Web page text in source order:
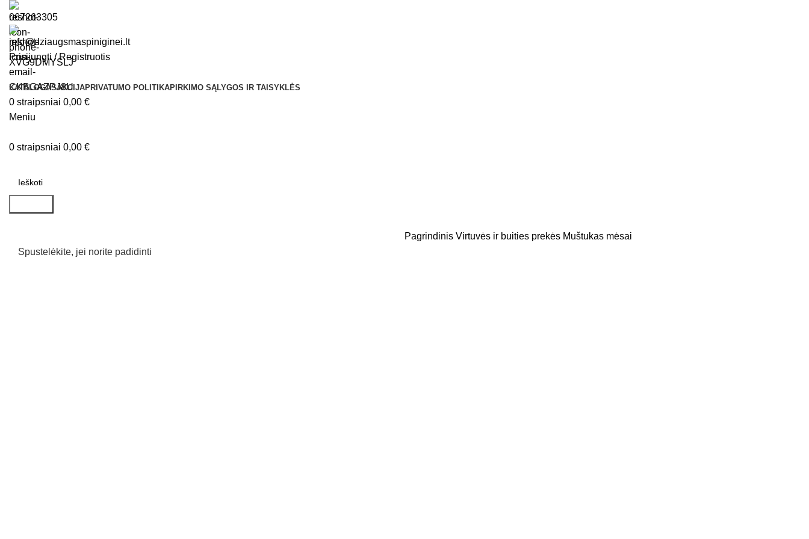
067263305
info@dziaugsmaspiniginei.lt
Prisijungti / Registruotis
KATALOGASAKCIJAPRIVATUMO POLITIKAPIRKIMO SĄLYGOS IR TAISYKLĖS
0 straipsniai 0,00 €
Meniu
0 straipsniai 0,00 €
Spustelėkite, jei norite padidinti
Pagrindinis Virtuvės ir buities prekės Muštukas mėsai